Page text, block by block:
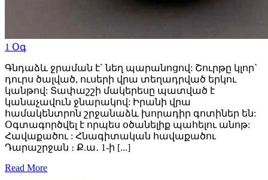
1 Օգ
Գնդաձև ջրաման է` նեղ պարանոցով: Շուրթը կլոր`
դուրս ծալված, ուսերի վրա տեղադրված երկու
կանթով: Տափաշշի մակերեսը պատված է
կանաչավուն ջնարակով: Իրանի վրա
համակենտրոն շրջանաձև խորադիր գոտիներ են:
Օգտագործվել է որպես օծանելիք պահելու անոթ:
Հավաքածու : Հնագիտական հավաքածու
Դարաշրջան ։ Ք.ա․ 1-ի [...]
Read More